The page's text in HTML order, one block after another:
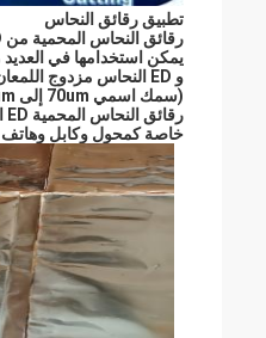
تطبيق رقائق النحاس
رقائق النحاس المحمية من ED مع استطالة عالية وقوة شد عالية ،
يمكن استخدامها في العديد
و ED النحاس مزدوج اللمعان لبطارية Li-ion.ويمكننا أيضًا أن نقدم 2oz إلى 6oz
(سمك اسمي 70um إلى 210um)
رقائق النحاس المحمية ED المستخدمة في حماية المنتجات الكهربائية ،
خاصة كمحول وكابل وهاتف